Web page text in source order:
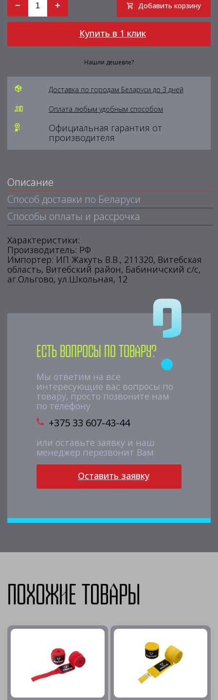
− + Добавить корзину
Купить в 1 клик
Нашли дешевле?
Доставка по городам Беларуси до 3 дней
Оплата любым удобным способом
Официальная гарантия от
производителя
Описание
Способ доставки по Беларуси
Способы оплаты и рассрочка
Характеристики:
Производитель: РФ
Импортер: ИП Жакуть В.В., 211320, Витебская
область, Витебский район, Бабиничский с/с,
аг.Ольгово, ул.Школьная, 12
Есть вопросы по товару?
Мы ответим на все
интересующие вас вопросы по
товару, просто позвоните нам
по телефону
+375 33 607-43-44
или оставьте заявку и наш
менеджер перезвонит Вам
Оставить заявку
Похожие товары